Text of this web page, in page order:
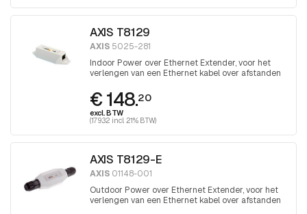
AXIS T8129
AXIS 5025-281
Indoor Power over Ethernet Extender, voor het
verlengen van een Ethernet kabel over afstanden
€ 148.20
excl. BTW
(179.32 incl. 21% BTW)
AXIS T8129-E
AXIS 01148-001
Outdoor Power over Ethernet Extender, voor het
verlengen van een Ethernet kabel over afstanden